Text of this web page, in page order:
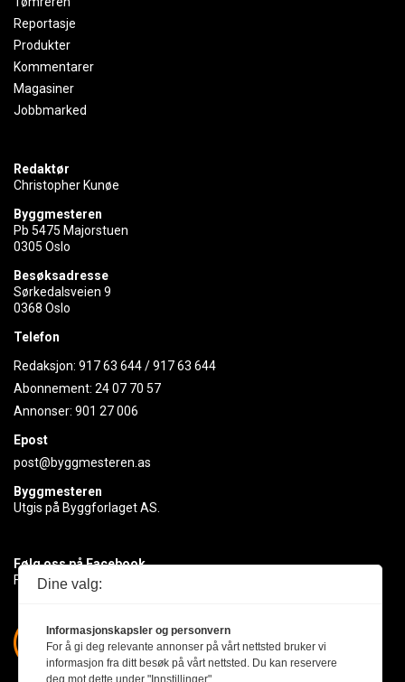
Reportasje
Produkter
Kommentarer
Magasiner
Jobbmarked
Redaktør
Christopher Kunøe
Byggmesteren
Pb 5475 Majorstuen
0305 Oslo
Besøksadresse
Sørkedalsveien 9
0368 Oslo
Telefon
Redaksjon: 917 63 644/917 63 644
Abonnement: 24 07 70 57
Annonser: 901 27 006
Epost
post@byggmesteren.as
Byggmesteren
Utgis på Byggforlaget AS.
Følg oss på Facebook
Få med deg det siste innen byggebransjen
Dine valg:
Informasjonskapsler og personvern
For å gi deg relevante annonser på vårt nettsted bruker vi
informasjon fra ditt besøk på vårt nettsted. Du kan reservere
deg mot dette under "Innstillinger".